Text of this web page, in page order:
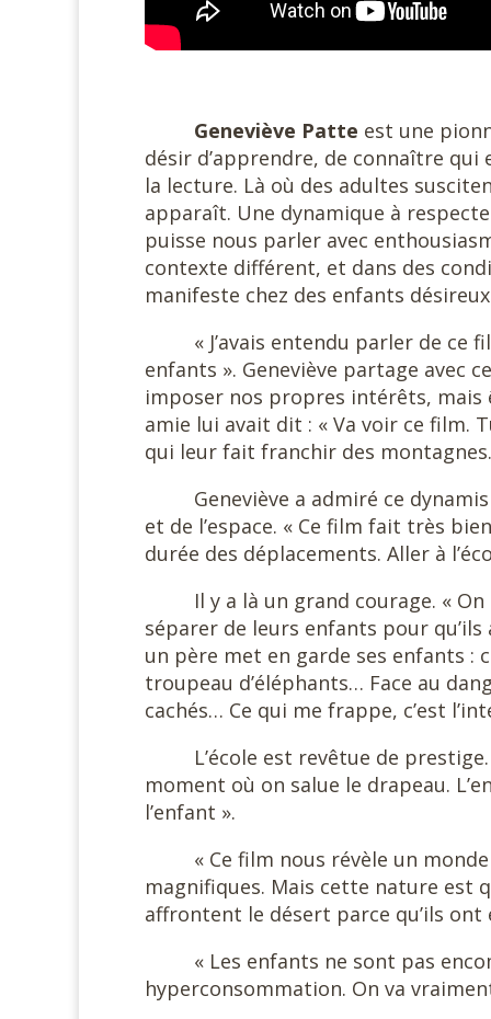
Geneviève Patte est une
désir d’apprendre, de connaître
la lecture. Là où des adultes
apparaît. Une dynamique à
puisse nous parler avec
contexte différent, et dans des
manifeste chez des enfants
« J’avais entendu parler de
enfants ». Geneviève partage avec
imposer nos propres intérêts, mais
amie lui avait dit : « Va voir ce film.
qui leur fait franchir des
Geneviève a admiré ce
et de l’espace. « Ce film fait très
durée des déplacements. Aller à
Il y a là un grand courage. «
séparer de leurs enfants pour qu’ils
un père met en garde ses enfants
troupeau d’éléphants… Face au
cachés… Ce qui me frappe, c’est
L’école est revêtue de
moment où on salue le drapeau.
l’enfant ».
« Ce film nous révèle un
magnifiques. Mais cette nature est
affrontent le désert parce qu’ils ont
« Les enfants ne sont pas
hyperconsommation. On va